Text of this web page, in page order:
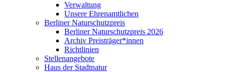
Verwaltung
Unsere Ehrenamtlichen
Berliner Naturschutzpreis
Berliner Naturschutzpreis 2026
Archiv Preisträger*innen
Richtlinien
Stellenangebote
Haus der Stadtnatur